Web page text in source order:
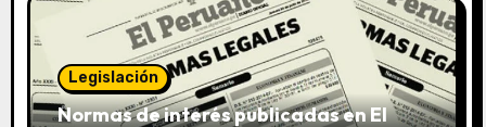
Legislación
Normas de interés publicadas en El